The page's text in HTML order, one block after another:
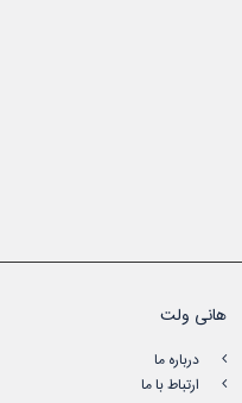
هانی ولت
درباره ما
ارتباط با ما